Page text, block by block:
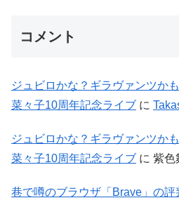
コメント
ジュビロかな？ギラヴァンツか
菜々子10周年記念ライブ に
ジュビロかな？ギラヴァンツか
菜々子10周年記念ライブ に 紫色
巷で噂のブラウザ「Brave」の評